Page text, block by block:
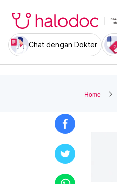
Chat dengan Dokter
Home